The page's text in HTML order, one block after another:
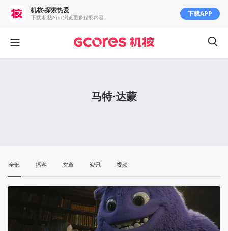
马特·达蒙
全部 播客 文章 资讯 视频
机核-探索热爱
下载 机核App 浏览更多精彩内容 下载APP